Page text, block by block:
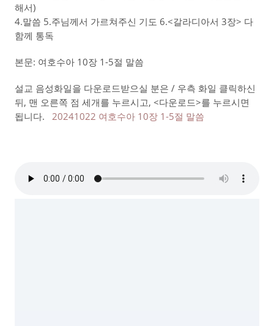
해서)
4.말씀 5.주님께서 가르쳐주신 기도 6.<갈라디아서 3장> 다
함께 통독
본문: 여호수아 10장 1-5절 말씀
설교 음성화일을 다운로드받으실 분은 / 우측 화일 클릭하신
뒤, 맨 오른쪽 점 세개를 누르시고, <다운로드>를 누르시면
됩니다. 20241022 여호수아 10장 1-5절 말씀